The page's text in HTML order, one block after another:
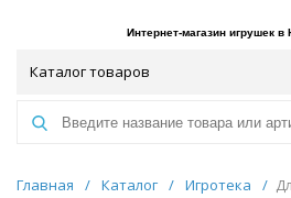
Интернет-магазин игрушек в
Каталог товаров
Главная / Каталог / Игротека /